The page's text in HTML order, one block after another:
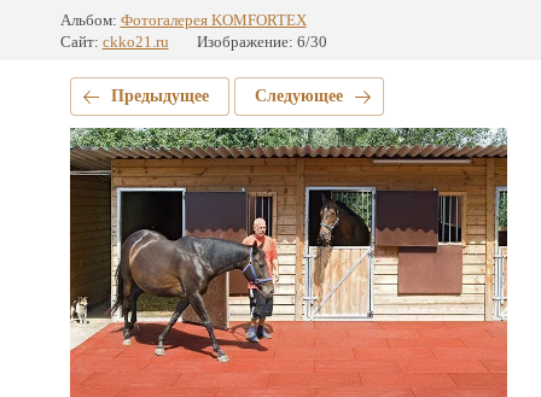
Альбом: Фотогалерея KOMFORTEX
Сайт: ckko21.ru Изображение: 6/30
Предыдущее Следующее